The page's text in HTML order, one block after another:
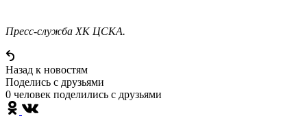
Пресс-служба ХК ЦСКА.
Назад к новостям
Поделись c друзьями
0 человек поделились c друзьями